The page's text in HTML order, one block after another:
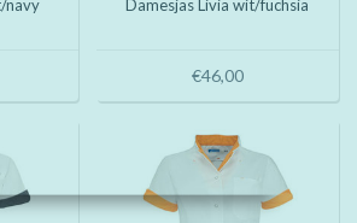
navy Damesjas Livia wit/fuchsia
€46,00